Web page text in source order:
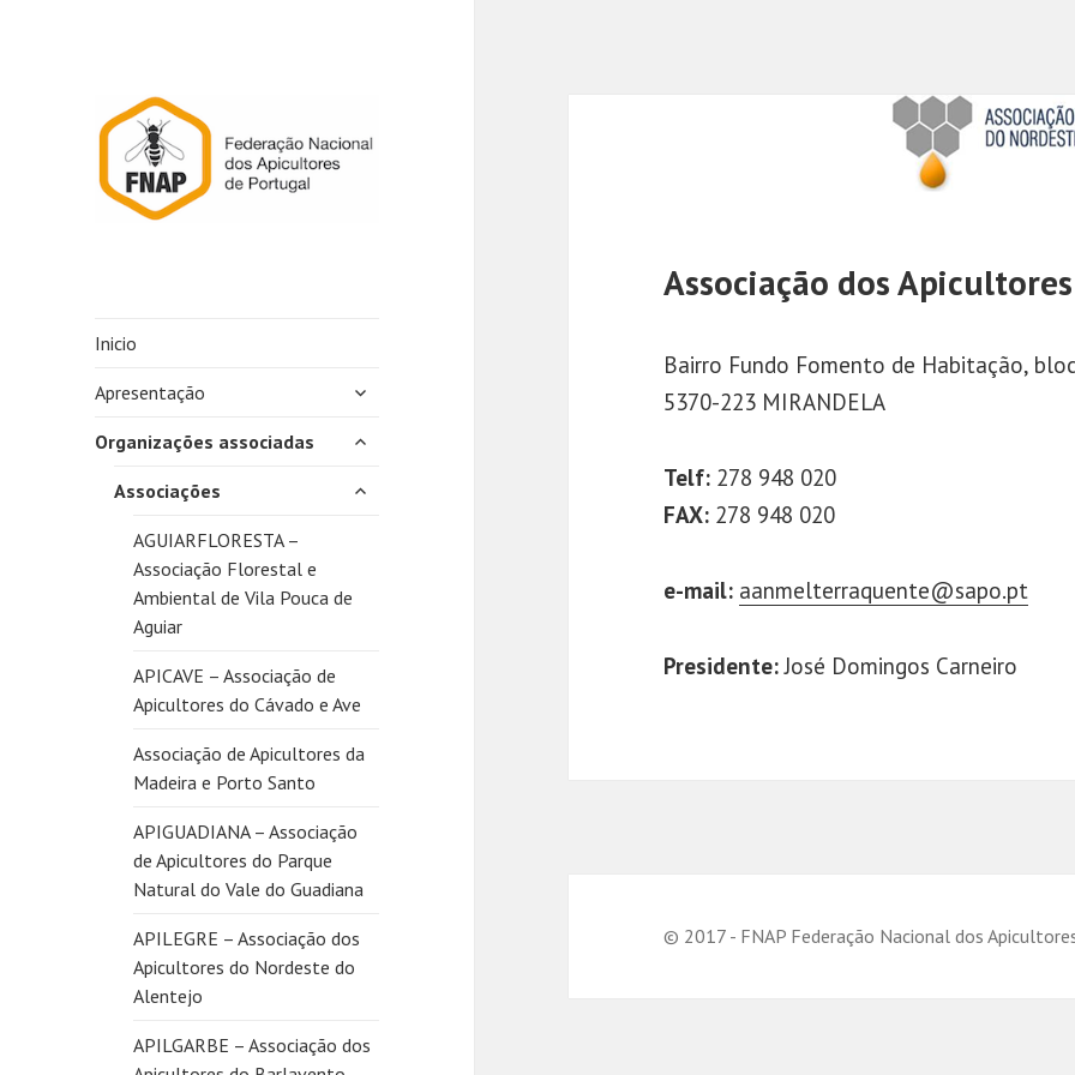
Inicio
Apresentação
expandir
Organizações associadas
expandir
Associações
expandir
AGUIARFLORESTA –
Associação Florestal e
Ambiental de Vila Pouca de
Aguiar
APICAVE – Associação de
Apicultores do Cávado e Ave
Associação de Apicultores da
Madeira e Porto Santo
APIGUADIANA – Associação
de Apicultores do Parque
Natural do Vale do Guadiana
APILEGRE – Associação dos
Apicultores do Nordeste do
Alentejo
APILGARBE – Associação dos
Associação dos
Bairro Fundo Fomento de Habitação,
5370-223 MIRANDELA
Telf: 278 948 020
FAX: 278 948 020
e-mail: aanmelterraquente@sapo.pt
Presidente:José Domingos Carneiro
© 2017 - FNAP Federação Nacional dos